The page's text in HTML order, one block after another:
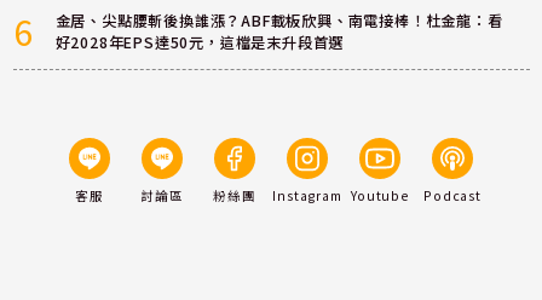
6
金居、尖點腰斬後換誰漲？ABF載板欣興、南電接棒！杜金龍：看
好2028年EPS達50元，這檔是末升段首選
客服 討論區 粉絲團 Instagram Youtube Podcast